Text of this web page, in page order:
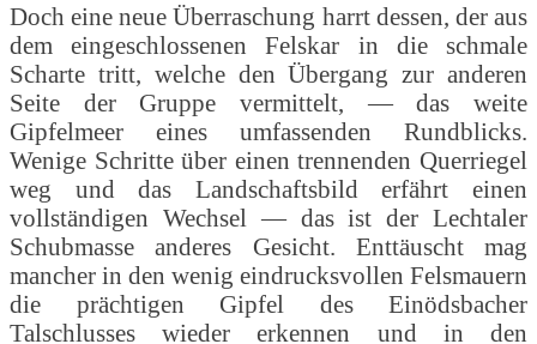
Doch eine neue Überraschung harrt dessen, der aus
dem eingeschlossenen Felskar in die schmale
Scharte tritt, welche den Übergang zur anderen
Seite der Gruppe vermittelt, — das weite
Gipfelmeer eines umfassenden Rundblicks.
Wenige Schritte über einen trennenden Querriegel
weg und das Landschaftsbild erfährt einen
vollständigen Wechsel — das ist der Lechtaler
Schubmasse anderes Gesicht. Enttäuscht mag
mancher in den wenig eindrucksvollen Felsmauern
die prächtigen Gipfel des Einödsbacher
Talschlusses wieder erkennen und in den